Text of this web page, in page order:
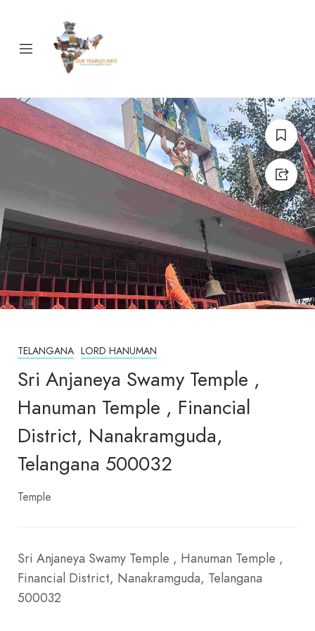
TELANGANA LORD HANUMAN
Sri Anjaneya Swamy Temple ,
Hanuman Temple , Financial
District, Nanakramguda,
Telangana 500032
Temple
Sri Anjaneya Swamy Temple , Hanuman Temple ,
Financial District, Nanakramguda, Telangana
500032